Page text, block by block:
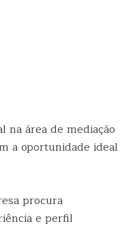
na área de mediação
a oportunidade ideal
procura
e perfil